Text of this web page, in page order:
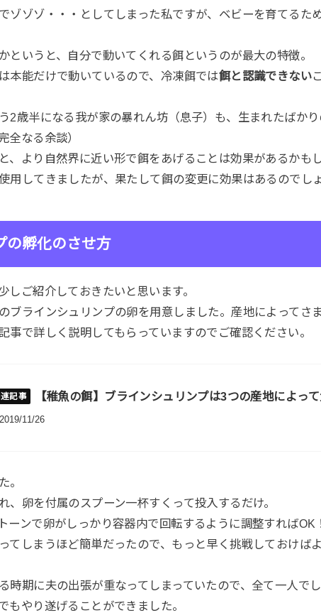
ゾゾゾ・・・としてしまった私ですが、ベビーを育てるた
というと、自分で動いてくれる餌というのが最大の特徴。
本能だけで動いているので、冷凍餌では餌と認識できない
2歳半になる我が家の暴れん坊（息子）も、生まれたばか
全なる余談）
、より自然界に近い形で餌をあげることは効果があるかも
用してきましたが、果たして餌の変更に効果はあるのでしょ
の孵化のさせ方
しご紹介しておきたいと思います。
ブラインシュリンプの卵を用意しました。産地によってさ
事で詳しく説明してもらっていますのでご確認ください。
【稚魚の餌】ブラインシュリンプは3つの産地によっ
2019/11/26
。
、卵を付属のスプーン一杯すくって投入するだけ。
ーンで卵がしっかり容器内で回転するように調整すればOK
てしまうほど簡単だったので、もっと早く挑戦しておけば
時期に夫の出張が重なってしまっていたので、全て一人で
もやり遂げることができました。